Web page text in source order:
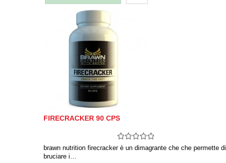
FIRECRACKER 90 CPS
brawn nutrition firecracker è un dimagrante che che permette di
bruciare i…